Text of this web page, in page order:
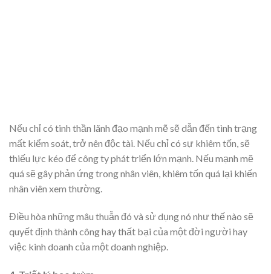
Nếu chỉ có tinh thần lãnh đạo mạnh mẽ sẽ dẫn đến tình trạng
mất kiểm soát, trở nên độc tài. Nếu chỉ có sự khiêm tốn, sẽ
thiếu lực kéo để công ty phát triển lớn mạnh. Nếu mạnh mẽ
quá sẽ gây phản ứng trong nhân viên, khiêm tốn quá lại khiến
nhân viên xem thường.
Điều hòa những mâu thuẫn đó và sử dụng nó như thế nào sẽ
quyết định thành công hay thất bại của một đời người hay
việc kinh doanh của một doanh nghiệp.